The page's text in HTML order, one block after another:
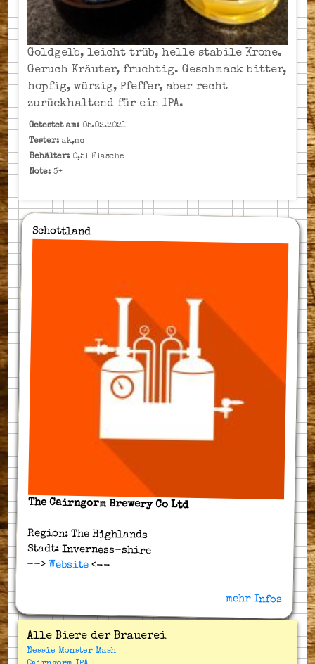
Goldgelb, leicht trüb, helle stabile Krone.
Geruch Kräuter, fruchtig. Geschmack bitter,
hopfig, würzig, Pfeffer, aber recht
zurückhaltend für ein IPA.
Getestet am: 05.02.2021
Tester: ak,mc
Behälter: 0,5l Flasche
Note: 3+
Schottland
The Cairngorm Brewery Co Ltd
Region: The Highlands
Stadt: Inverness-shire
--> Website <--
mehr Infos
Alle Biere der Brauerei
Nessie Monster Mash